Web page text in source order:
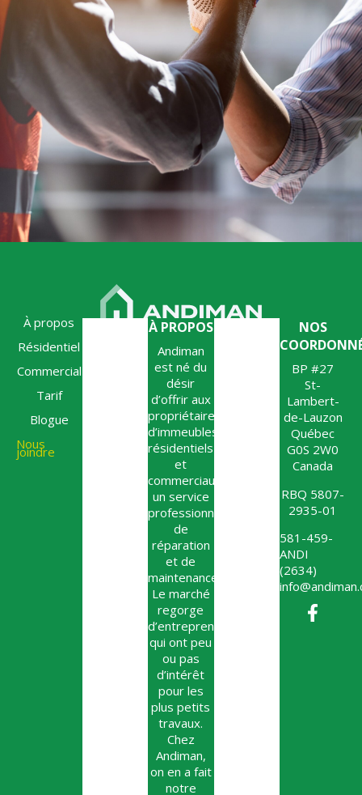
À propos
Résidentiel
Commercial
Tarif
Blogue
Nous
joindre
À PROPOS
Andiman
est né du
désir
d’offrir aux
propriétaires
d’immeubles
résidentiels
et
commerciaux,
un service
professionnel
de
réparation
et de
maintenance.
Le marché
regorge
d’entrepreneurs
qui ont peu
ou pas
d’intérêt
pour les
plus petits
travaux.
Chez
Andiman,
on en a fait
notre
NOS
BP #27
St-
Lambert-
de-Lauzon
Québec
G0S 2W0
Canada
RBQ 5807-
2935-01
581-459-
ANDI
(2634)